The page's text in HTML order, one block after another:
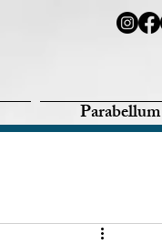
Parabellum